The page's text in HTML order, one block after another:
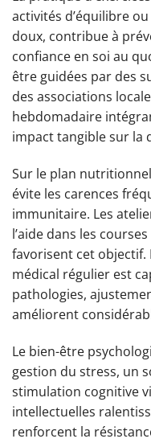
activités d’équilibre
doux, contribue à
confiance en soi au
être guidées par des
des associations
hebdomadaire
impact tangible sur la
Sur le plan
évite les carences
immunitaire. Les
l’aide dans les
favorisent cet objectif.
médical régulier est
pathologies,
améliorent
Le bien-être
gestion du stress, un
stimulation cognitive
intellectuelles
renforcent la